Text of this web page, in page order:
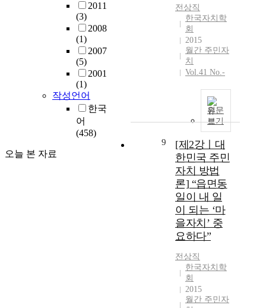
2011
(3)
2008
(1)
2007
(5)
2001
(1)
작성언어
한국
어
(458)
오늘 본 자료
전상직
한국자치학
회
2015
월간 주민자
치
Vol.41 No.-
원문
보기
9
[제2강ㅣ대
한민국 주민
자치 방법
론] “읍면동
일이 내 일
이 되는 ‘마
을자치’ 중
요하다”
전상직
한국자치학
회
2015
월간 주민자